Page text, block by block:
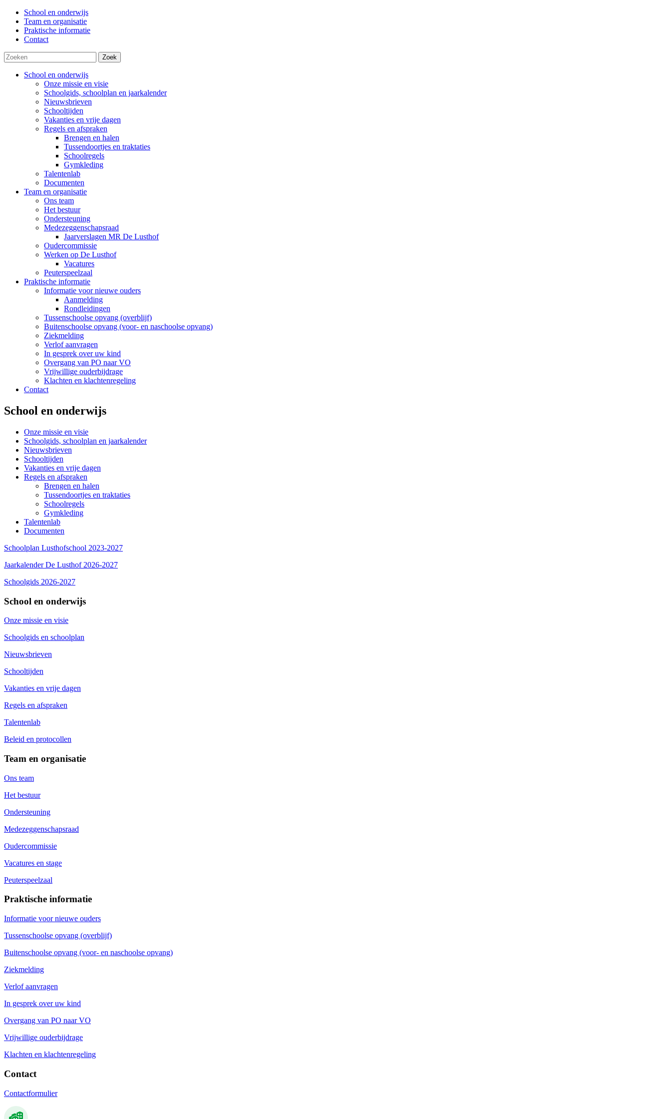
School en onderwijs
Team en organisatie
Praktische informatie
Contact
Zoek
School en onderwijs
Onze missie en visie
Schoolgids, schoolplan en jaarkalender
Nieuwsbrieven
Schooltijden
Vakanties en vrije dagen
Regels en afspraken
Brengen en halen
Tussendoortjes en traktaties
Schoolregels
Gymkleding
Talentenlab
Documenten
Team en organisatie
Ons team
Het bestuur
Ondersteuning
Medezeggenschapsraad
Jaarverslagen MR De Lusthof
Oudercommissie
Werken op De Lusthof
Vacatures
Peuterspeelzaal
Praktische informatie
Informatie voor nieuwe ouders
Aanmelding
Rondleidingen
Tussenschoolse opvang (overblijf)
Buitenschoolse opvang (voor- en naschoolse opvang)
Ziekmelding
Verlof aanvragen
In gesprek over uw kind
Overgang van PO naar VO
Vrijwillige ouderbijdrage
Klachten en klachtenregeling
Contact
School en onderwijs
Onze missie en visie
Schoolgids, schoolplan en jaarkalender
Nieuwsbrieven
Schooltijden
Vakanties en vrije dagen
Regels en afspraken
Brengen en halen
Tussendoortjes en traktaties
Schoolregels
Gymkleding
Talentenlab
Documenten
Schoolplan Lusthofschool 2023-2027
Jaarkalender De Lusthof 2026-2027
Schoolgids 2026-2027
School en onderwijs
Onze missie en visie
Schoolgids en schoolplan
Nieuwsbrieven
Schooltijden
Vakanties en vrije dagen
Regels en afspraken
Talentenlab
Beleid en protocollen
Team en organisatie
Ons team
Het bestuur
Ondersteuning
Medezeggenschapsraad
Oudercommissie
Vacatures en stage
Peuterspeelzaal
Praktische informatie
Informatie voor nieuwe ouders
Tussenschoolse opvang (overblijf)
Buitenschoolse opvang (voor- en naschoolse opvang)
Ziekmelding
Verlof aanvragen
In gesprek over uw kind
Overgang van PO naar VO
Vrijwillige ouderbijdrage
Klachten en klachtenregeling
Contact
Contactformulier